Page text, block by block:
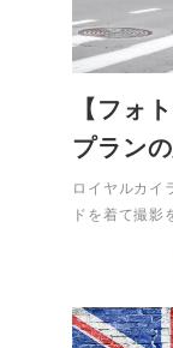
【フォ
プラン
ロイヤルカイ
ドを着て撮